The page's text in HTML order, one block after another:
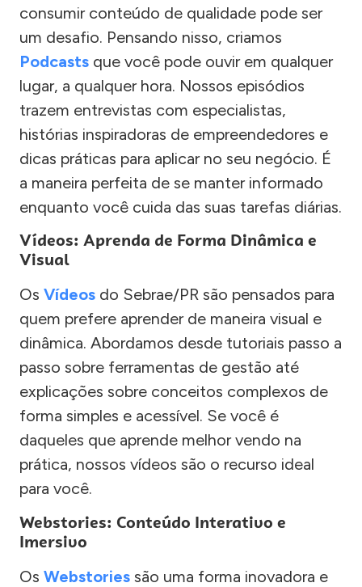
consumir conteúdo de qualidade pode ser
um desafio. Pensando nisso, criamos
Podcasts que você pode ouvir em qualquer
lugar, a qualquer hora. Nossos episódios
trazem entrevistas com especialistas,
histórias inspiradoras de empreendedores e
dicas práticas para aplicar no seu negócio. É
a maneira perfeita de se manter informado
enquanto você cuida das suas tarefas diárias.
Vídeos: Aprenda de Forma Dinâmica e
Visual
Os Vídeos do Sebrae/PR são pensados para
quem prefere aprender de maneira visual e
dinâmica. Abordamos desde tutoriais passo a
passo sobre ferramentas de gestão até
explicações sobre conceitos complexos de
forma simples e acessível. Se você é
daqueles que aprende melhor vendo na
prática, nossos vídeos são o recurso ideal
para você.
Webstories: Conteúdo Interativo e
Imersivo
Os Webstories são uma forma inovadora e